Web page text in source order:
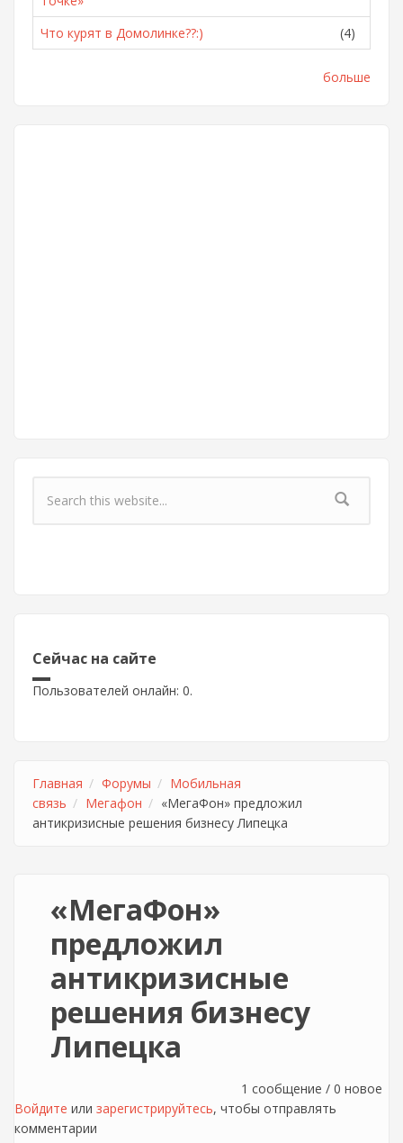
Что курят в Домолинке??:)
(4)
больше
Форма поиска
Сейчас на сайте
Пользователей онлайн: 0.
Главная Форумы
Мобильная
связь
Мегафон
«МегаФон» предложил
антикризисные решения бизнесу Липецка
«МегаФон»
предложил
антикризисные
решения бизнесу
Липецка
1 сообщение / 0 новое
Войдите или зарегистрируйтесь, чтобы отправлять
комментарии